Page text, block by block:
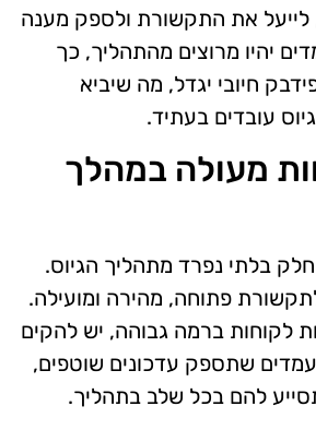
את התקשורת ולספק מענה
יהיו מרוצים מהתהליך, כך
חיובי יגדל, מה שיביא
עובדים בעתיד.
מעולה במהלך
בלתי נפרד מתהליך הגיוס.
פתוחה, מהירה ומועילה.
לקוחות ברמה גבוהה, יש להקים
שתספק עדכונים שוטפים,
להם בכל שלב בתהליך.